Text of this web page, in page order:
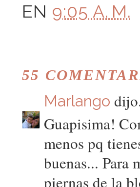
EN 9:05 A. M.
55
Marlango
Guapisima!
menos pq
buenas... Para
piernas de la